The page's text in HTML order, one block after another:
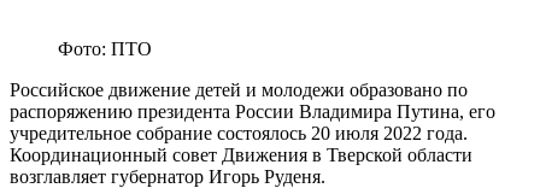
Фото: ПТО
Российское движение детей и молодежи образовано по
распоряжению президента России Владимира Путина, его
учредительное собрание состоялось 20 июля 2022 года.
Координационный совет Движения в Тверской области
возглавляет губернатор Игорь Руденя.